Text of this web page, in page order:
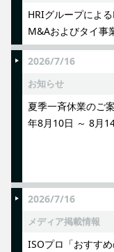
HRIグループによ
M&Aおよびタイ事
2026/7/16
お知らせ
夏季一斉休業のご
年8月10日 ～ 8月14
2026/7/16
メディア掲載情報
ISOプロ「おすす